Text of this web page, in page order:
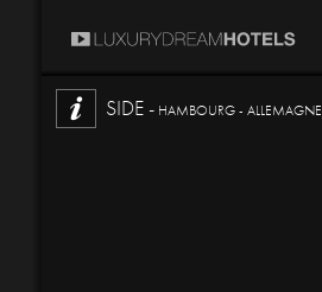
SIDE - HAMBOURG - ALLEMAGNE